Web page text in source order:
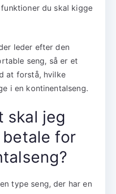
du skal kigge
leder efter den
seng, så er et
at forstå, hvilke
i en kontinentalseng.
skal jeg
for
type seng, der har en